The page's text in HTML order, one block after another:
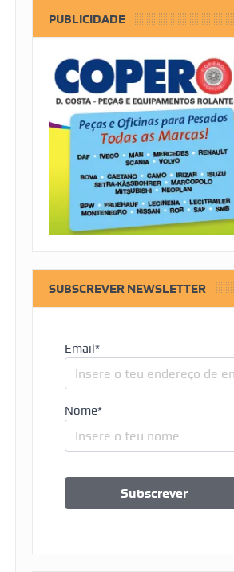
PUBLICIDADE
SUBSCREVER NEWSLETTER
Email*
Nome*